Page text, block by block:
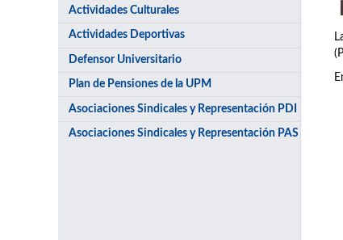
Actividades Culturales
Actividades Deportivas
Defensor Universitario
Plan de Pensiones de la UPM
Asociaciones Sindicales y Representación PDI
Asociaciones Sindicales y Representación PAS